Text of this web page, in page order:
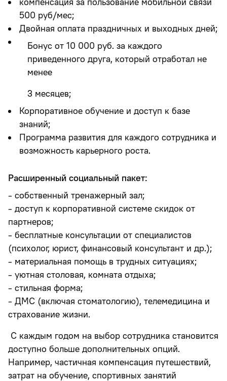
500 руб/мес;
Двойная оплата праздничных и выходных дней;
Бонус от 10 000 руб. за каждого
приведенного друга, который отработал не
менее
3 месяцев;
Корпоративное обучение и доступ к базе
знаний;
Программа развития для каждого сотрудника и
возможность карьерного роста.
Расширенный социальный пакет:
- собственный тренажерный зал;
- доступ к корпоративной системе скидок от
партнеров;
- бесплатные консультации от специалистов
(психолог, юрист, финансовый консультант и др.);
- материальная помощь в трудных ситуациях;
- уютная столовая, комната отдыха;
- стильная форма;
- ДМС (включая стоматологию), телемедицина и
страхование жизни.
С каждым годом на выбор сотрудника становится
доступно больше дополнительных опций.
Например, частичная компенсация путешествий,
затрат на обучение, спортивных занятий